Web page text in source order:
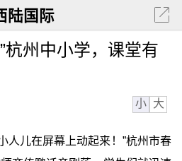
陆国际
杭州中小学，课堂有
小 大
人儿在屏幕上动起来！”杭州市春